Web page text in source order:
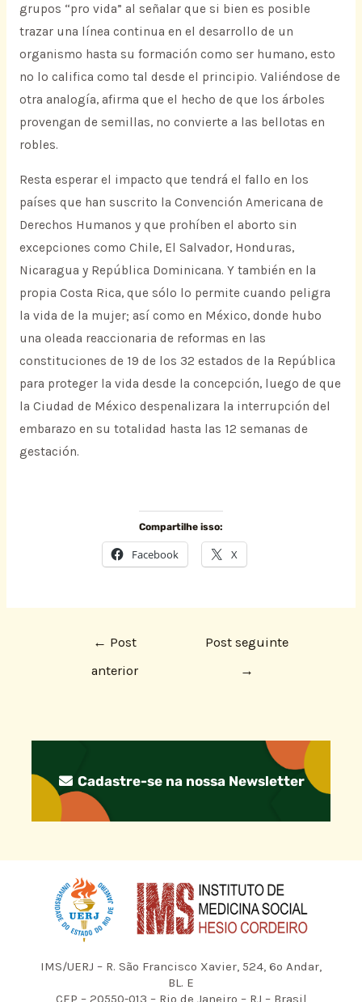
grupos “pro vida” al señalar que si bien es posible
trazar una línea continua en el desarrollo de un
organismo hasta su formación como ser humano, esto
no lo califica como tal desde el principio. Valiéndose de
otra analogía, afirma que el hecho de que los árboles
provengan de semillas, no convierte a las bellotas en
robles.
Resta esperar el impacto que tendrá el fallo en los
países que han suscrito la Convención Americana de
Derechos Humanos y que prohíben el aborto sin
excepciones como Chile, El Salvador, Honduras,
Nicaragua y República Dominicana. Y también en la
propia Costa Rica, que sólo lo permite cuando peligra
la vida de la mujer; así como en México, donde hubo
una oleada reaccionaria de reformas en las
constituciones de 19 de los 32 estados de la República
para proteger la vida desde la concepción, luego de que
la Ciudad de México despenalizara la interrupción del
embarazo en su totalidad hasta las 12 semanas de
gestación.
Compartilhe isso:
Facebook X
← Post
anterior
Post seguinte
→
Cadastre-se na nossa Newsletter
IMS/UERJ – R. São Francisco Xavier, 524, 6º Andar,
BL. E
CEP – 20550-013 – Rio de Janeiro – RJ – Brasil